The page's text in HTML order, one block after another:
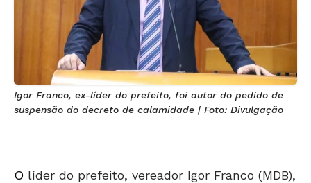
Igor Franco, ex-líder do prefeito, foi autor do pedido de
suspensão do decreto de calamidade | Foto: Divulgação
O líder do prefeito, vereador Igor Franco (MDB),